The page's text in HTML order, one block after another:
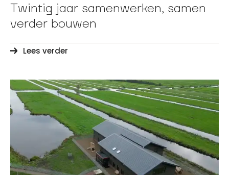
Twintig jaar samenwerken, samen
verder bouwen
Lees verder